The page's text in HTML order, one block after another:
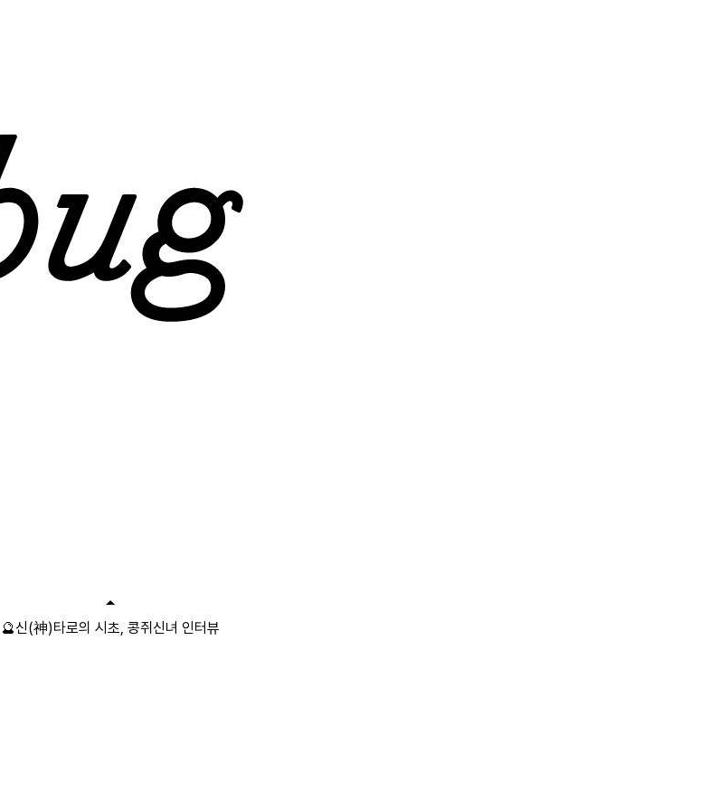
🔮신(神)타로의 시초, 콩쥐신녀 인터뷰